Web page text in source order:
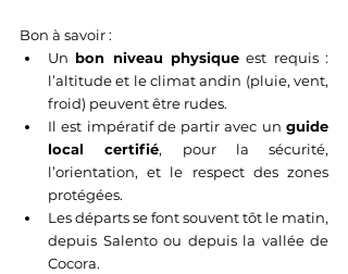
Bon à savoir :
Un bon niveau physique est requis :
l’altitude et le climat andin (pluie, vent,
froid) peuvent être rudes.
Il est impératif de partir avec un guide
local certifié, pour la sécurité,
l’orientation, et le respect des zones
protégées.
Les départs se font souvent tôt le matin,
depuis Salento ou depuis la vallée de
Cocora.